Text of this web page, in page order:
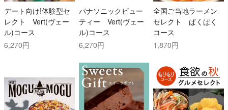
デート向け!体験型セ
レクト Vert(ヴェー
ル)コース
6,270円
パナソニックビュー
ティー Vert(ヴェー
ル)コース
6,270円
全国ご当地ラーメン
セレクト ぱくぱく
コース
1,870円